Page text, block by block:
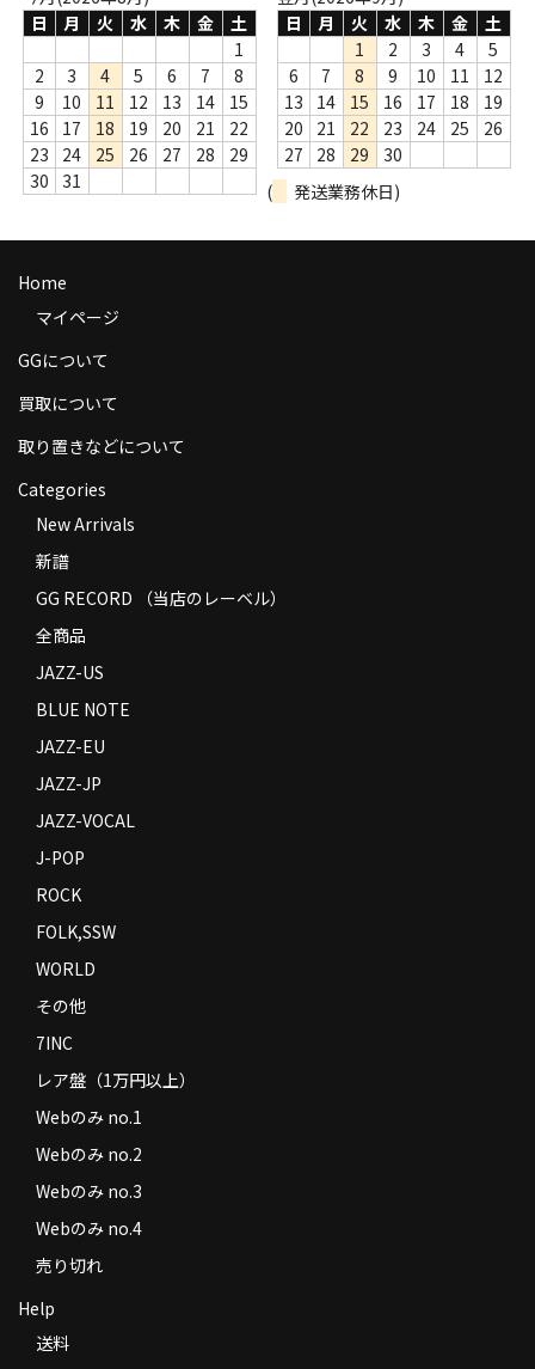
Webのみ no.2
Webのみ no.3
Webのみ no.4
売り切れ
商品の発送
お支払い方法
Privacy Policy
特定商取引法に基づく表示
日
月 火 水 木 金
土
1
2
3 4 5 6 7
8
9
10 11 12 13 14
15
16
17 18 19 20 21
22
23
24 25 26 27 28
29
30
31
日
月 火 水 木 金
土
1
2 3 4
5
6
7 8 9 10 11
12
13
14 15 16 17 18
19
20
21 22 23 24 25
26
27
28 29
30
(
発送業務休日)
Home
マイページ
GGについて
買取について
取り置きなどについて
Categories
New Arrivals
新譜
GG RECORD （当店のレーベル）
全商品
JAZZ-US
BLUE NOTE
JAZZ-EU
JAZZ-JP
JAZZ-VOCAL
J-POP
ROCK
FOLK,SSW
WORLD
その他
7INC
レア盤（1万円以上）
Webのみ no.1
Webのみ no.2
Webのみ no.3
Webのみ no.4
売り切れ
Help
送料